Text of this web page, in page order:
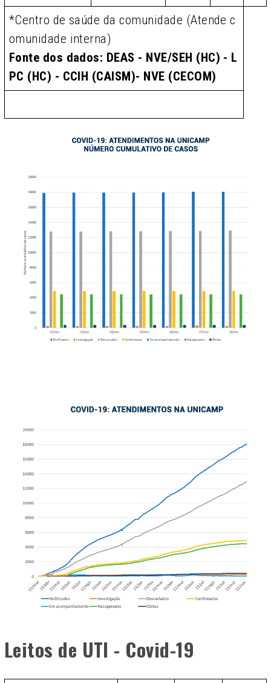
*Centro de saúde da comunidade (Atende c
omunidade interna)
Fonte dos dados: DEAS - NVE/SEH (HC) - L
PC (HC) - CCIH (CAISM)- NVE (CECOM)
Leitos de UTI - Covid-19